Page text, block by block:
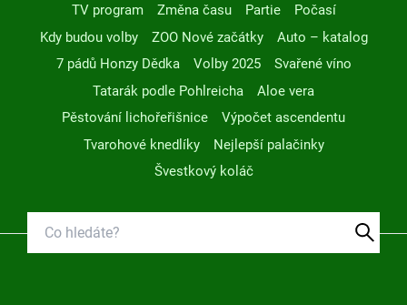
TV program
Změna času Partie
Počasí
Kdy budou volby
ZOO Nové začátky
Auto – katalog
7 pádů Honzy Dědka
Volby 2025
Svařené víno
Tatarák podle Pohlreicha
Aloe vera
Pěstování lichořeřišnice
Výpočet ascendentu
Tvarohové knedlíky
Nejlepší palačinky
Švestkový koláč